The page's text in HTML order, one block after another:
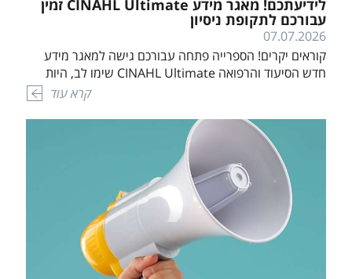
לידיעתכם! מאגר מידע CINAHL Ultimate זמין
עבורכם לתקופת ניסיון
07.07.2026
קוראים יקרים! הספרייה פתחה עבורכם גישה למאגר מידע
חדש הסיעוד והרפואה CINAHL Ultimate שימו לב, היות
ומדובר במאגר בתקופת הניסיון, הגישה אליו תתאפשר בין
Database בברכה, צוות הספרייה
קרא עוד